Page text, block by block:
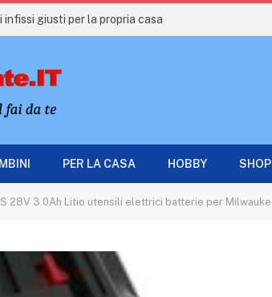
giusti per la propria casa
PER LA CASA HOBBY SHOP
28V 3.0Ah Litio utensili elettrici batterie per Milwaukee M28